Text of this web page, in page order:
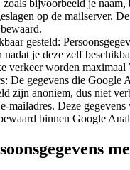
bijvoorbeeld je naam,
op de mailserver.
gesteld:
je deze zelf
verkeer worden maximaal
De gegevens die Google
zijn anoniem, dus niet
mailadres. Deze
binnen Google